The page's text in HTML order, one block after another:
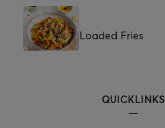
Loaded Fries
QUICKLINKS